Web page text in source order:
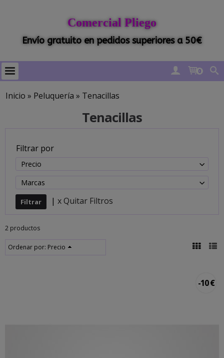
Comercial Pliego
Envío gratuito en pedidos superiores a 50€
0
Inicio » Peluquería » Tenacillas
Tenacillas
Filtrar por
Precio
Marcas
| x Quitar Filtros
2 productos
Ordenar por: Precio
-10 €